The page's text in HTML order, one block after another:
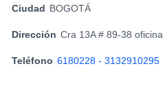
Ciudad BOGOTÁ
Dirección Cra 13A # 89-38
Teléfono 6180228 - 3132910295